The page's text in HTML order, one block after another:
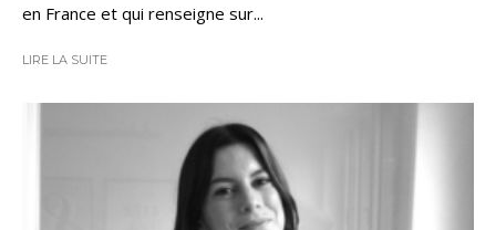
en France et qui renseigne sur...
LIRE LA SUITE